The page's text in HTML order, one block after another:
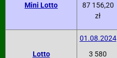
Mini Lotto
87 156,20
zł
Lotto
01.08.2024
3 580